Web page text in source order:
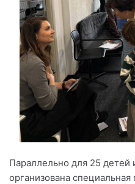
Параллельно для 25 детей
организована специальная